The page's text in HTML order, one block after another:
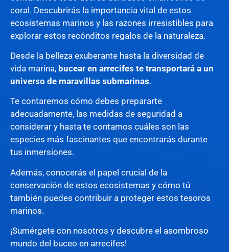
coral. Descubrirás la importancia vital de estos
ecosistemas marinos y las razones irresistibles para
explorar estos recónditos regalos de la naturaleza.
Desde la belleza exuberante hasta la diversidad de
vida marina, bucear en arrecifes te transportará a un
universo de maravillas submarinas.
Te contaremos cómo debes prepararte
adecuadamente, las medidas de seguridad a
considerar y hasta te contamos cuáles son las
especies más fascinantes que encontrarás durante
tus inmersiones.
Además, conocerás el papel crucial de la
conservación de estos ecosistemas y cómo tú
también puedes contribuir a proteger estos tesoros
marinos.
¡Sumérgete con nosotros y descubre el asombroso
mundo del buceo en arrecifes!